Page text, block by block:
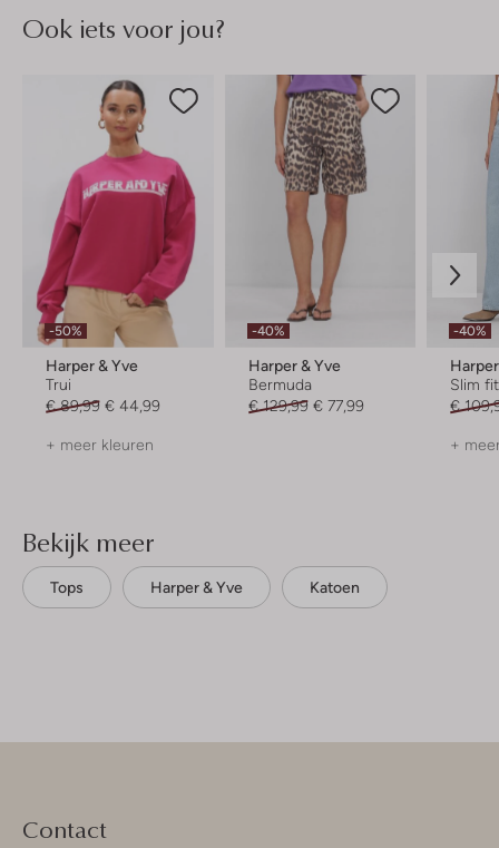
Ook iets voor jou?
-50%
Harper & Yve
Trui
€ 89,99 € 44,99
+ meer kleuren
-40%
Harper & Yve
Bermuda
€ 129,99 € 77,99
-40%
Slim
€
+
Bekijk meer
Tops Harper & Yve Katoen
Contact